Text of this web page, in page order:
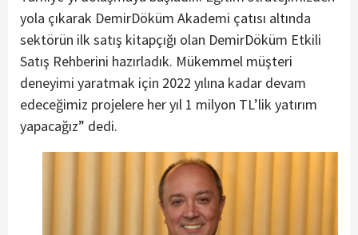
yola çıkarak DemirDöküm Akademi çatısı altında
sektörün ilk satış kitapçığı olan DemirDöküm Etkili
Satış Rehberini hazırladık. Mükemmel müşteri
deneyimi yaratmak için 2022 yılına kadar devam
edeceğimiz projelere her yıl 1 milyon TL’lik yatırım
yapacağız” dedi.